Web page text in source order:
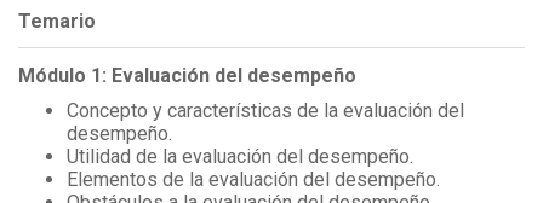
Temario
Módulo 1: Evaluación del desempeño
Concepto y características de la evaluación del
desempeño.
Utilidad de la evaluación del desempeño.
Elementos de la evaluación del desempeño.